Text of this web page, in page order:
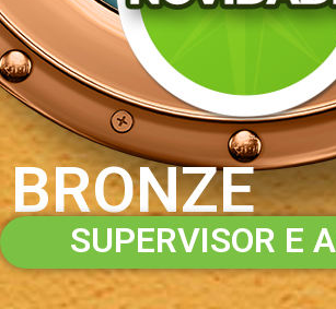
BRONZE
SUPERVISOR E